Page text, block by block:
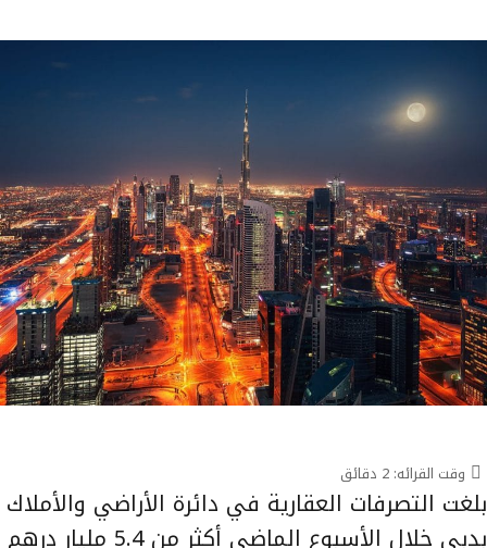
وقت القرائه: 2 دقائق
بلغت التصرفات العقارية في دائرة الأراضي والأملاك
بدبي خلال الأسبوع الماضي أكثر من 5.4 مليار درهم